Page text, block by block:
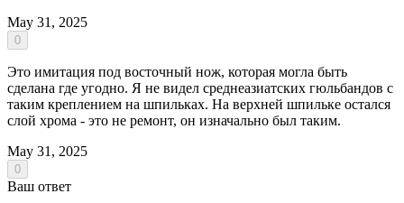
May 31, 2025
0
Это имитация под восточный нож, которая могла быть
сделана где угодно. Я не видел среднеазиатских гюльбандов с
таким креплением на шпильках. На верхней шпильке остался
слой хрома - это не ремонт, он изначально был таким.
May 31, 2025
0
Ваш ответ